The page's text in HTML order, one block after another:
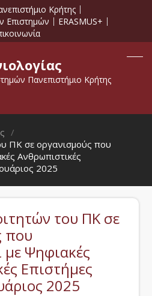
Κρήτης
Επιστημών
ERASMUS+
Πανεπιστήμιο Κρήτης
ΠΚ σε οργανισμούς που
Ανθρωπιστικές
2025
του ΠΚ σε
που
με Ψηφιακές
Επιστήμες
2025